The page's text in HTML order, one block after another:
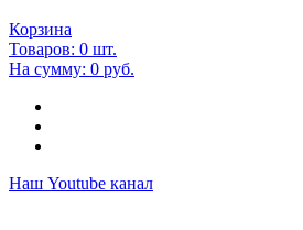
Корзина
Товаров: 0 шт.
На сумму: 0 руб.
Наш Youtube канал